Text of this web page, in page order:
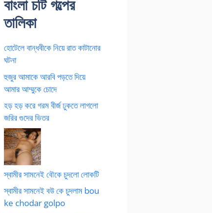
বাংলা চটি গল্পের
তালিকা
হোটেলে বান্ধবীকে নিয়ে রাত কাটানোর
ঘটনা
হুজুর আমাকে আরবি পড়তে দিয়ে
আমার আম্মুকে চোদে
হড় হড় করে গরম বীর্জ ঢুকতে লাগলো
জরির গুদের ভিতর
স্বামীর সামনেই বৌকে চুদলো লোকটি
স্বামীর সামনেই বউ কে চুদলাম bou
ke chodar golpo